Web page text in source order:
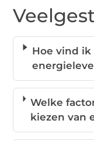
Hoe vind
Welke
kiezen van